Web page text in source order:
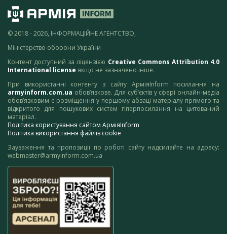
© 2018 - 2026, ІНФОРМАЦІЙНЕ АГЕНТСТВО,
Міністерство оборони України
Контент доступний за ліцензією Creative Commons Attribution 4.0
International license якщо не зазначено інше.
При використанні контенту з сайту АрміяInform посилання на
armyinform.com.ua обов’язкове. Для суб’єктів у сфері онлайн-медіа
обов’язковим є розміщення у першому абзаці матеріалу прямого та
відкритого для пошукових систем гіперпосилання на цитований
матеріал.
Політика користування сайтом АрміяInform
Політика використання файлів cookie
Зауваження та пропозиції по роботі сайту надсилайте на адресу:
webmaster@armyinform.com.ua